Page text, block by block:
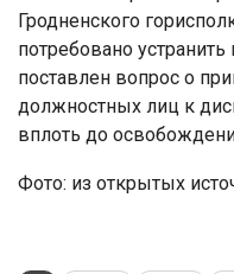
Гродненского
потребовано
поставлен вопрос о
должностных лиц к
вплоть до
Фото: из открытых